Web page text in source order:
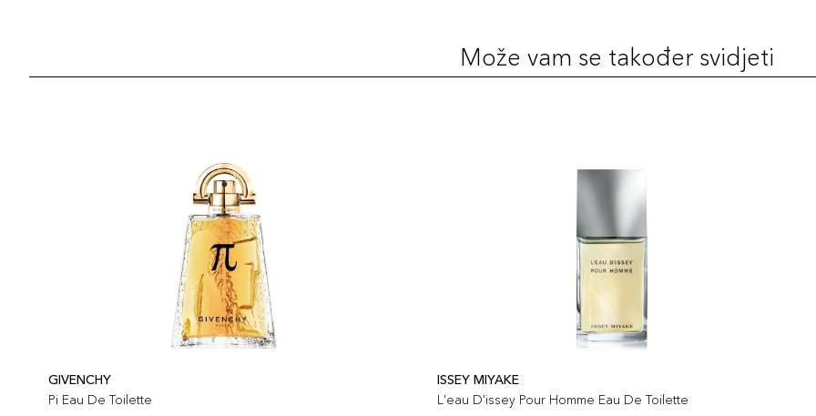
Može vam se također svidjeti
GIVENCHY
Pi Eau De Toilette
ISSEY MIYAKE
L'eau D'issey Pour Homme Eau De Toilette